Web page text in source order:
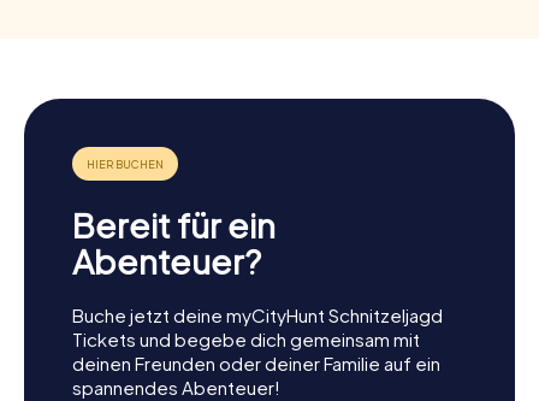
Bereit für ein
Abenteuer?
Buche jetzt deine myCityHunt Schnitzeljagd
Tickets und begebe dich gemeinsam mit
deinen Freunden oder deiner Familie auf ein
spannendes Abenteuer!